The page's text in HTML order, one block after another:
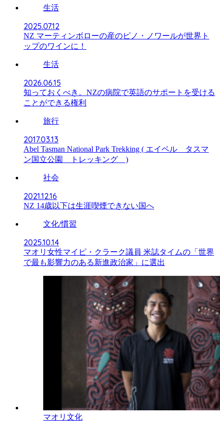
生活
2025.07.12
NZ マーティンボローの産のピノ・ノワールが世界ト
ップのワインに！
生活
2026.06.15
知っておくべき。NZの病院で英語のサポートを受ける
ことができる権利
旅行
2017.03.13
Abel Tasman National Park Trekking ( エイベル タスマ
ン国立公園 トレッキング )
社会
2021.12.16
NZ 14歳以下は生涯喫煙できない国へ
文化/慣習
2025.10.14
マオリ女性マイピ・クラーク議員 米誌タイムの「世界
で最も影響力のある新進政治家」に選出
マオリ文化